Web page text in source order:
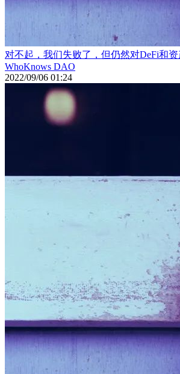
对不起，我们失败了，但仍然对DeFi和资
WhoKnows DAO
2022/09/06 01:24